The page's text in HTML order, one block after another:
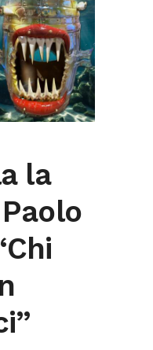
la